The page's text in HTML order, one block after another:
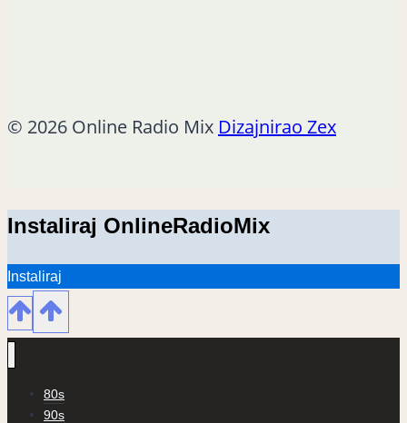
© 2026 Online Radio Mix Dizajnirao Zex
Instaliraj OnlineRadioMix
Instaliraj
80s
90s